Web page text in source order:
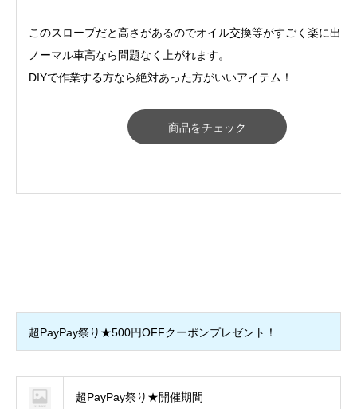
このスロープだと高さがあるのでオイル交換等がすごく楽に出来
ノーマル車高なら問題なく上がれます。
DIYで作業する方なら絶対あった方がいいアイテム！
商品をチェック
超PayPay祭り★500円OFFクーポンプレゼント！
超PayPay祭り★開催期間